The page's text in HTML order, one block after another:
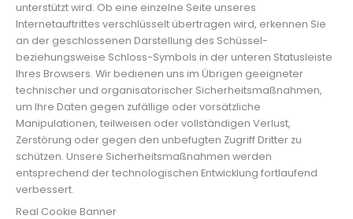
unterstützt wird. Ob eine einzelne Seite unseres
Internetauftrittes verschlüsselt übertragen wird, erkennen Sie
an der geschlossenen Darstellung des Schüssel-
beziehungsweise Schloss-Symbols in der unteren Statusleiste
Ihres Browsers. Wir bedienen uns im Übrigen geeigneter
technischer und organisatorischer Sicherheitsmaßnahmen,
um Ihre Daten gegen zufällige oder vorsätzliche
Manipulationen, teilweisen oder vollständigen Verlust,
Zerstörung oder gegen den unbefugten Zugriff Dritter zu
schützen. Unsere Sicherheitsmaßnahmen werden
entsprechend der technologischen Entwicklung fortlaufend
verbessert.
Real Cookie Banner